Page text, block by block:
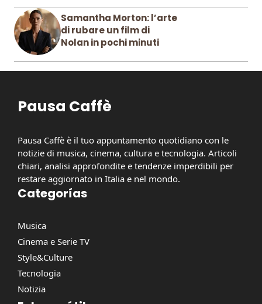
Samantha Morton: l’arte
di rubare un film di
Nolan in pochi minuti
Pausa Caffè
Pausa Caffè è il tuo appuntamento quotidiano con le
notizie di musica, cinema, cultura e tecnologia. Articoli
chiari, analisi approfondite e tendenze imperdibili per
restare aggiornato in Italia e nel mondo.
Categorías
Musica
Cinema e Serie TV
Style&Culture
Tecnologia
Notizia